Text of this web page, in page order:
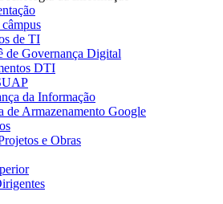
de TI
de Governança Digital
DTI
da Informação
de Armazenamento Google
e Obras